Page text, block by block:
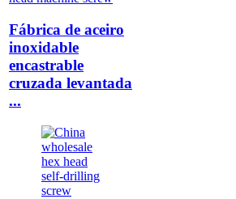
Fábrica de aceiro
inoxidable
encastrable
cruzada levantada
...